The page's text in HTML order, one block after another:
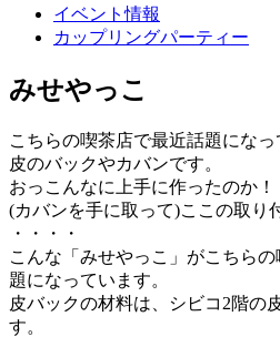
イベント情報
カップリングパーティー
みせやっこ
こちらの喫茶店で最近話題にな
皮のバックやカバンです。
おっこんなに上手に作ったのか！
(カバンを手に取って)ここの取り
・・・・
こんな「みせやっこ」がこちら
題になっています。
皮バックの材料は、シビコ2階の
す。